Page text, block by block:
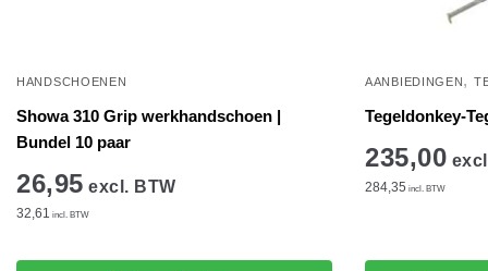
HANDSCHOENEN
Showa 310 Grip werkhandschoen |
Bundel 10 paar
26,95 excl. BTW
32,61 incl. BTW
AANBIEDINGEN ,
Tegeldonkey-
235,00
284,35 incl. BTW